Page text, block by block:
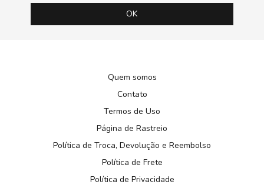
Quem somos
Contato
Termos de Uso
Página de Rastreio
Política de Troca, Devolução e Reembolso
Política de Frete
Política de Privacidade